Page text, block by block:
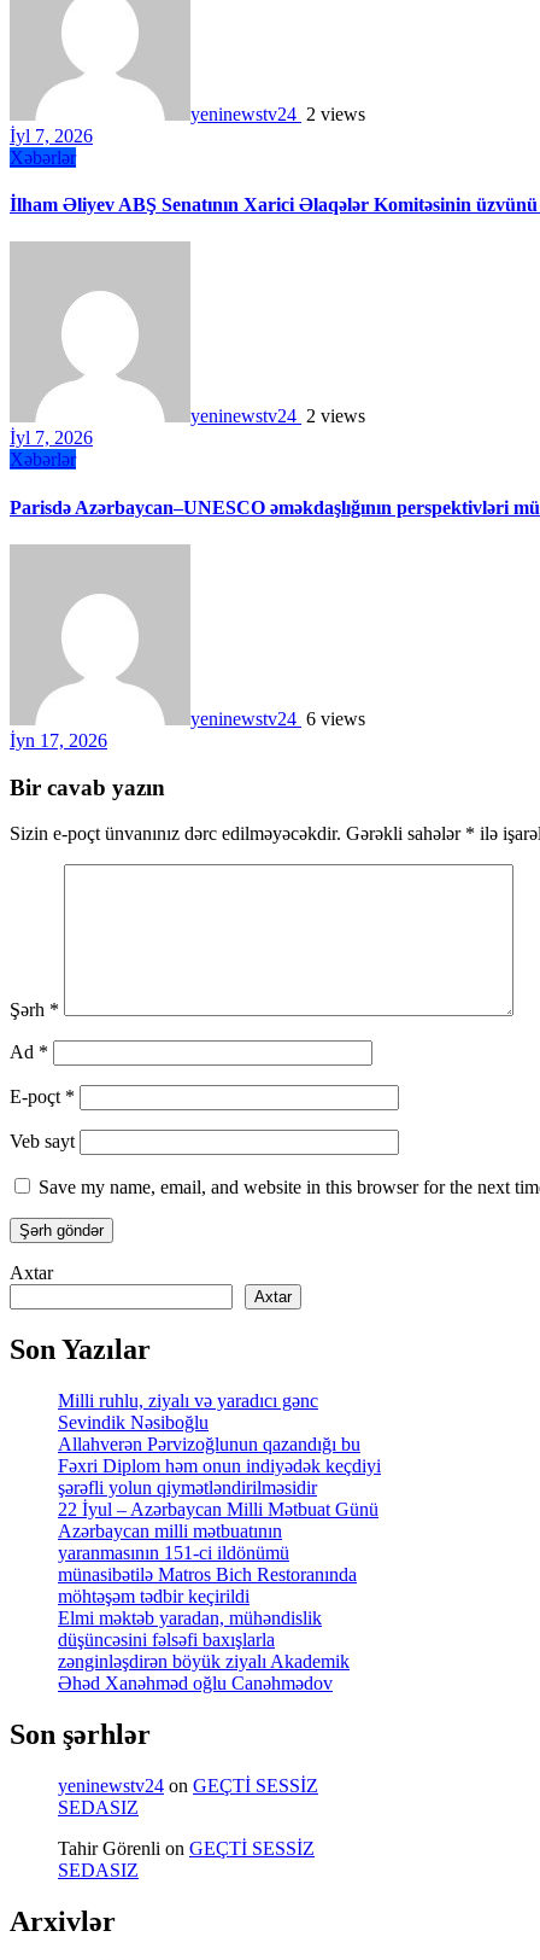
yeninewstv24 2 views
İyl 7, 2026
Xəbərlər
İlham Əliyev ABŞ Senatının Xarici Əlaqələr Komitəsinin
yeninewstv24 2 views
İyl 7, 2026
Xəbərlər
Parisdə Azərbaycan–UNESCO əməkdaşlığının perspektivləri
yeninewstv24 6 views
İyn 17, 2026
Bir cavab yazın
Sizin e-poçt ünvanınız dərc edilməyəcəkdir. Gərəkli sahələr * ilə
Şərh *
Ad *
E-poçt *
Veb sayt
Save my name, email, and website in this browser for the next
Axtar
Axtar
Son Yazılar
Milli ruhlu, ziyalı və yaradıcı gənc
Sevindik Nəsiboğlu
Allahverən Pərvizoğlunun qazandığı bu
Fəxri Diplom həm onun indiyədək keçdiyi
şərəfli yolun qiymətləndirilməsidir
22 İyul – Azərbaycan Milli Mətbuat Günü
Azərbaycan milli mətbuatının
yaranmasının 151-ci ildönümü
münasibətilə Matros Bich Restoranında
möhtəşəm tədbir keçirildi
Elmi məktəb yaradan, mühəndislik
düşüncəsini fəlsəfi baxışlarla
zənginləşdirən böyük ziyalı Akademik
Əhəd Xanəhməd oğlu Canəhmədov
Son şərhlər
yeninewstv24 on GEÇTİ SESSİZ
SEDASIZ
Tahir Görenli on GEÇTİ SESSİZ
SEDASIZ
Arxivlər